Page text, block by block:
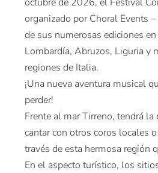
organizado por Choral Events
de sus numerosas ediciones en
Lombardía, Abruzos, Liguria y
regiones de Italia.
¡Una nueva aventura musical
perder!
Frente al mar Tirreno, tendrá
cantar con otros coros locales
través de esta hermosa región
En el aspecto turístico, los